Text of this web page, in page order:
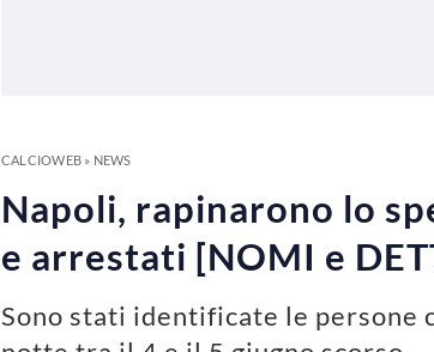
CALCIOWEB» NEWS
Napoli, rapinarono lo
e arrestati [NOMI e
Sono stati identificate le persone